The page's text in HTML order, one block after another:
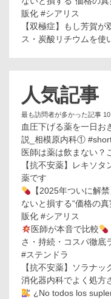
販化 #シアリス
【双極症】もし芳賀
ス・炭酸リチウムを使
人気記事
最も訪問者が多かった記事
血圧下げる薬を一日お
説_相模原内科①
医師は薬は飲まない？
【抗不安薬】レキソ
薬です
【2025年ついに解
ないと損する“価格の真
販化 #シアリス
医師が本音で比較
さ・持続・コスパ徹底
#ステンドラ
【抗不安薬】ソラナ
消化器内科でよく処方
¿No todos los